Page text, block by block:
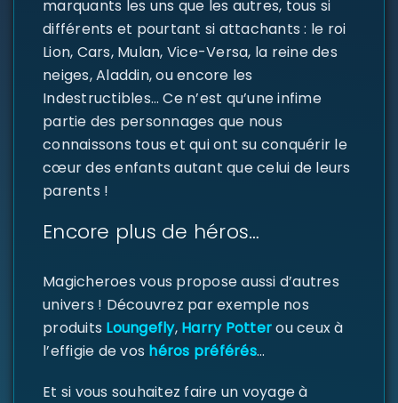
CONNECTER
ou e-mail*
de passe*
marquants les uns que les autres, tous si
différents et pourtant si attachants : le roi
Lion, Cars, Mulan, Vice-Versa, la reine des
neiges, Aladdin, ou encore les
Indestructibles… Ce n’est qu’une infime
partie des personnages que nous
connaissons tous et qui ont su conquérir le
cœur des enfants autant que celui de leurs
parents !
Encore plus de héros…
Magicheroes vous propose aussi d’autres
univers ! Découvrez par exemple nos
produits Loungefly,Harry Potterou ceux à
l’effigie de vos héros préférés…
Et si vous souhaitez faire un voyage à